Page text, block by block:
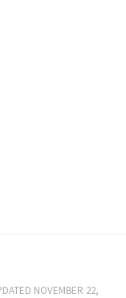
NOVEMBER 22,